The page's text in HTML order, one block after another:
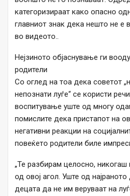
категоризираат како опасно
главниот знак дека нешто не е
во видеото..
Нејзиното објаснување ги
родители
Со оглед на тоа дека советот
непознати луѓе“ се користи
воспитување уште од многу
помислите дека пристапот на
негативни реакции на
повеќето родители биле
„Те разбирам целосно, никогаш
од овој агол. Уште од најраното
децата да не им веруваат на